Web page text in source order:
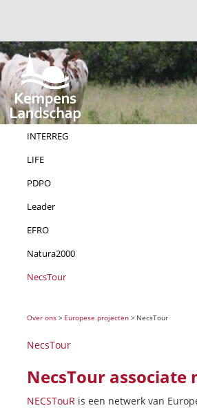
INTERREG
LIFE
PDPO
Leader
EFRO
Natura2000
NecsTour
Over ons > Europese projecten > NecsTour
NecsTour
NecsTour associate
NECSTouR is een netwerk van